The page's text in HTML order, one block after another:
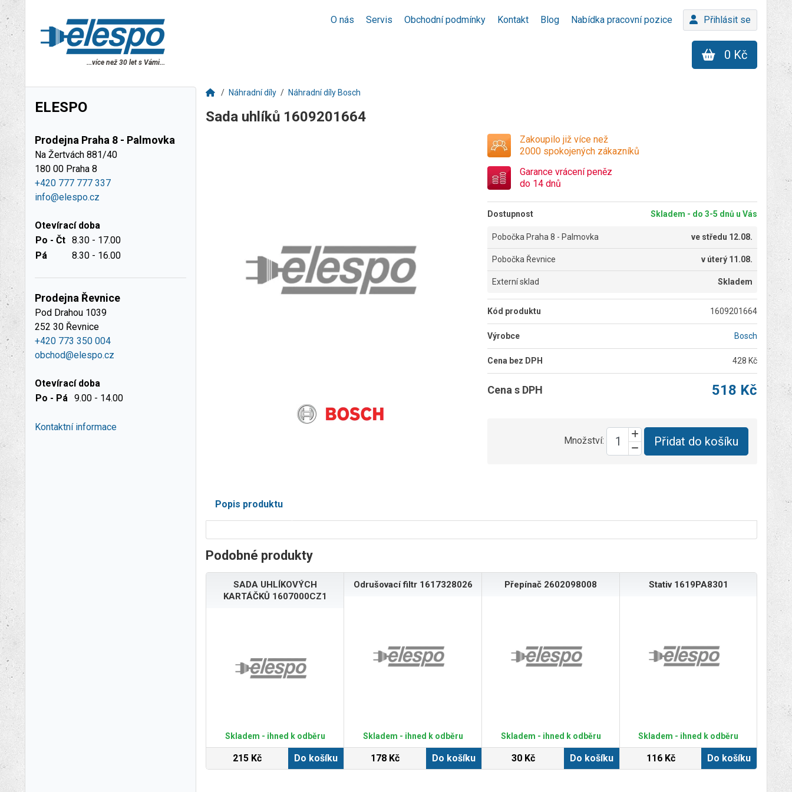
O nás Servis Obchodní podmínky Kontakt Blog Nabídka pracovní pozice Přihlásit se
...více než 30 let s Vámi...
0 Kč
ELESPO
Prodejna Praha 8 - Palmovka
Na Žertvách 881/40
180 00 Praha 8
+420 777 777 337
info@elespo.cz
Otevírací doba
Po - Čt 8.30 - 17.00
Pá
8.30 - 16.00
Prodejna Řevnice
Pod Drahou 1039
252 30 Řevnice
+420 773 350 004
obchod@elespo.cz
Otevírací doba
Po - Pá 9.00 - 14.00
Kontaktní informace
Náhradní díly Náhradní díly Bosch
Sada uhlíků 1609201664
Zakoupilo již více než
2000 spokojených zákazníků
Garance vrácení peněz
do 14 dnů
Dostupnost Skladem - do 3-5 dnů u Vás
Pobočka Praha 8 - Palmovka ve středu 12.08.
Pobočka Řevnice v úterý 11.08.
Externí sklad Skladem
Kód produktu 1609201664
Výrobce Bosch
Cena bez DPH 428 Kč
Cena s DPH 518 Kč
Množství: Přidat do košíku
Popis produktu
Podobné produkty
SADA UHLÍKOVÝCH
KARTÁČKŮ 1607000CZ1
Skladem - ihned k odběru
215 Kč Do košíku
Odrušovací filtr 1617328026
Skladem - ihned k odběru
178 Kč Do košíku
Přepínač 2602098008
Skladem - ihned k odběru
30 Kč Do košíku
Stativ 1619PA8301
Skladem - ihned k odběru
116 Kč Do košíku